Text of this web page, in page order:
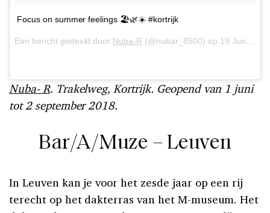
Focus on summer feelings 🏖🌿☀️ #kortrijk
Een bericht gedeeld door Nuba-R (@nubar_8500) op 19 Jun 2018 om 3:40 (PDT)
Nuba- R. Trakelweg, Kortrijk. Geopend van 1 juni
tot 2 september 2018.
Bar/A/Muze – Leuven
In Leuven kan je voor het zesde jaar op een rij
terecht op het dakterras van het M-museum. Het